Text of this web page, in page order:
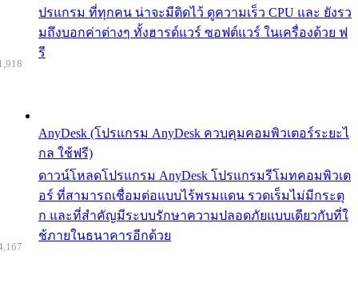
ปรแกรม ที่ทุกคน น่าจะมีติดไว้ ดูความเร็ว CPU และ ยังรว
มถึงบอกค่าต่างๆ ทั้งฮารด์แวร์ ซอฟต์แวร์ ในเครื่องด้วย ฟ
รี
AnyDesk (โปรแกรม AnyDesk ควบคุมคอมพิวเตอร์ระยะไ
กล ใช้ฟรี)
ดาวน์โหลดโปรแกรม AnyDesk โปรแกรมรีโมทคอมพิวเต
อร์ ที่สามารถเชื่อมต่อแบบไร้พรมแดน รวดเร็มไม่มีกระตุ
ก และที่สำคัญมีระบบรักษาความปลอดภัยแบบเดียวกับที่ใ
ช้ภายในธนาคารอีกด้วย